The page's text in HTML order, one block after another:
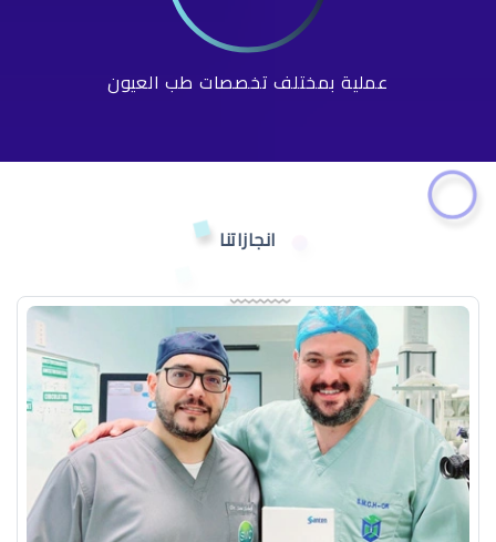
عملية بمختلف تخصصات طب العيون
انجازاتنا